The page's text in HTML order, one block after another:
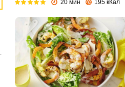
20 мин 195 кКал